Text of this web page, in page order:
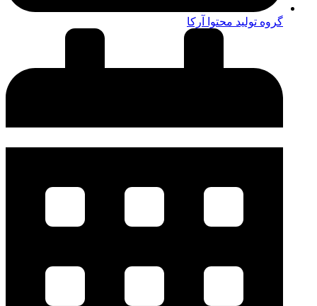
گروه تولید محتوا آرکا